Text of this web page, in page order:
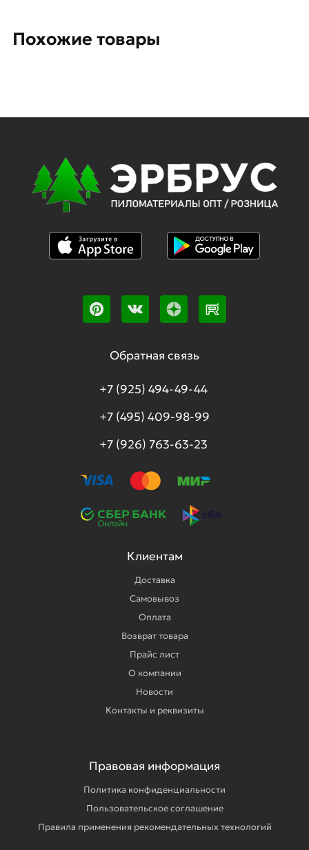
Похожие товары
Обратная связь
+7 (925) 494-49-44
+7 (495) 409-98-99
+7 (926) 763-63-23
Клиентам
Доставка
Самовывоз
Оплата
Возврат товара
Прайс лист
О компании
Новости
Контакты и реквизиты
Правовая информация
Политика конфиденциальности
Пользовательское соглашение
Правила применения рекомендательных технологий